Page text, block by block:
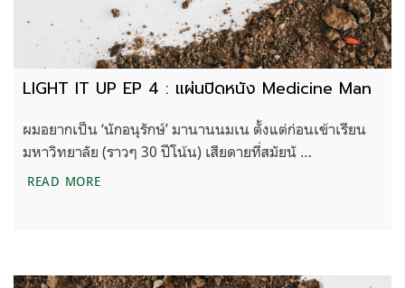
LIGHT IT UP EP 4 : แผ่นปิดหนัง Medicine Man
ผมอยากเป็น ‘นักอนุรักษ์’ มานานนมเน ตั้งแต่ก่อนเข้าเรียน
มหาวิทยาลัย (ราวๆ 30 ปีโน้น) เสียดายที่สมัยนั …
READ MORELIGHT IT UP EP 4 : แผ่นปิดหนัง MEDICINE MAN